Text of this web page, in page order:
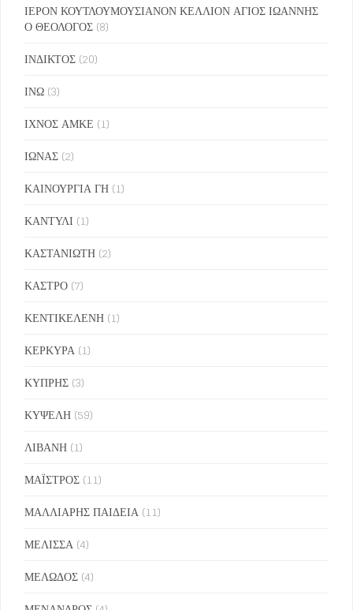
ΙΕΡΟΝ ΚΟΥΤΛΟΥΜΟΥΣΙΑΝΟΝ ΚΕΛΛΙΟΝ ΑΓΙΟΣ ΙΩΑΝΝΗΣ
Ο ΘΕΟΛΟΓΟΣ (8)
ΙΝΔΙΚΤΟΣ (20)
ΙΝΩ (3)
ΙΧΝΟΣ ΑΜΚΕ (1)
ΙΩΝΑΣ (2)
ΚΑΙΝΟΥΡΓΙΑ ΓΗ (1)
ΚΑΝΤΥΛΙ (1)
ΚΑΣΤΑΝΙΩΤΗ (2)
ΚΑΣΤΡΟ (7)
ΚΕΝΤΙΚΕΛΕΝΗ (1)
ΚΕΡΚΥΡΑ (1)
ΚΥΠΡΗΣ (3)
ΚΥΨΕΛΗ (59)
ΛΙΒΑΝΗ (1)
ΜΑΪΣΤΡΟΣ (11)
ΜΑΛΛΙΑΡΗΣ ΠΑΙΔΕΙΑ (11)
ΜΕΛΙΣΣΑ (4)
ΜΕΛΩΔΟΣ (4)